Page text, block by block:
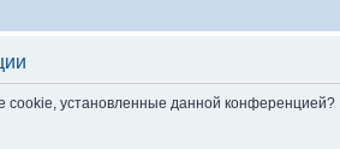
cookie, установленные данной конференцией?